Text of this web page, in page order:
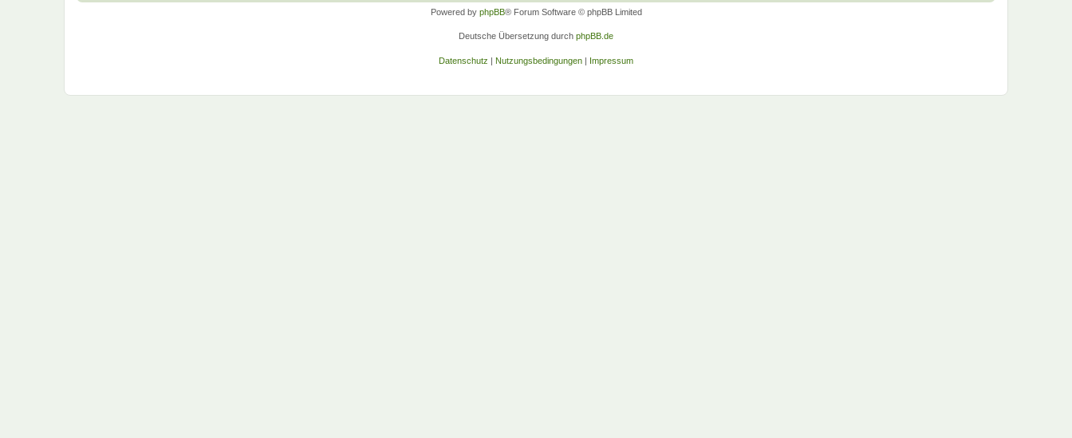
Powered by phpBB® Forum Software © phpBB Limited
Deutsche Übersetzung durch phpBB.de
Datenschutz | Nutzungsbedingungen | Impressum